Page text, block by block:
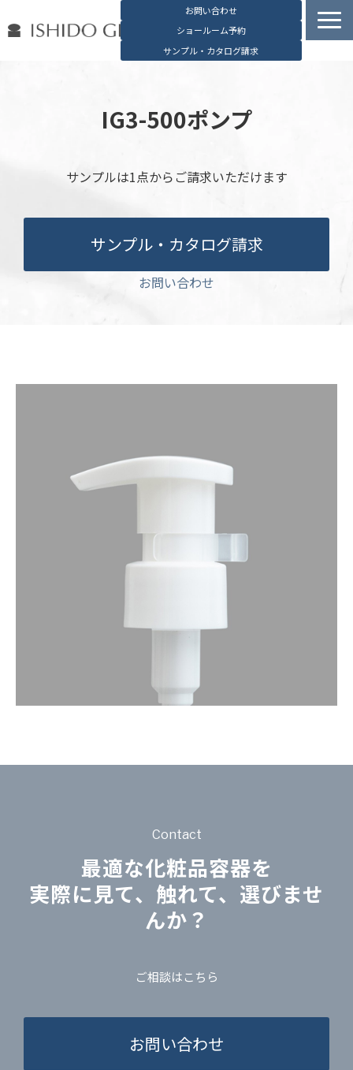
お問い合わせ
ショールーム予約
サンプル・カタログ請求
石堂硝子の特長
お役立ち資料
ブログ
会社概要
English
IG3-500ポンプ
サンプルは1点からご請求いただけます
サンプル・カタログ請求
お問い合わせ
Contact
最適な化粧品容器を
実際に見て、触れて、選びませ
んか？
ご相談はこちら
お問い合わせ